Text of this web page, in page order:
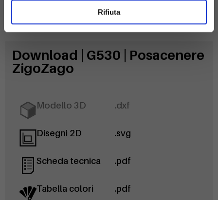
Rifiuta
Download | G530 | Posacenere
ZigoZago
Modello 3D .dxf
Disegni 2D .svg
Scheda tecnica .pdf
Tabella colori .pdf